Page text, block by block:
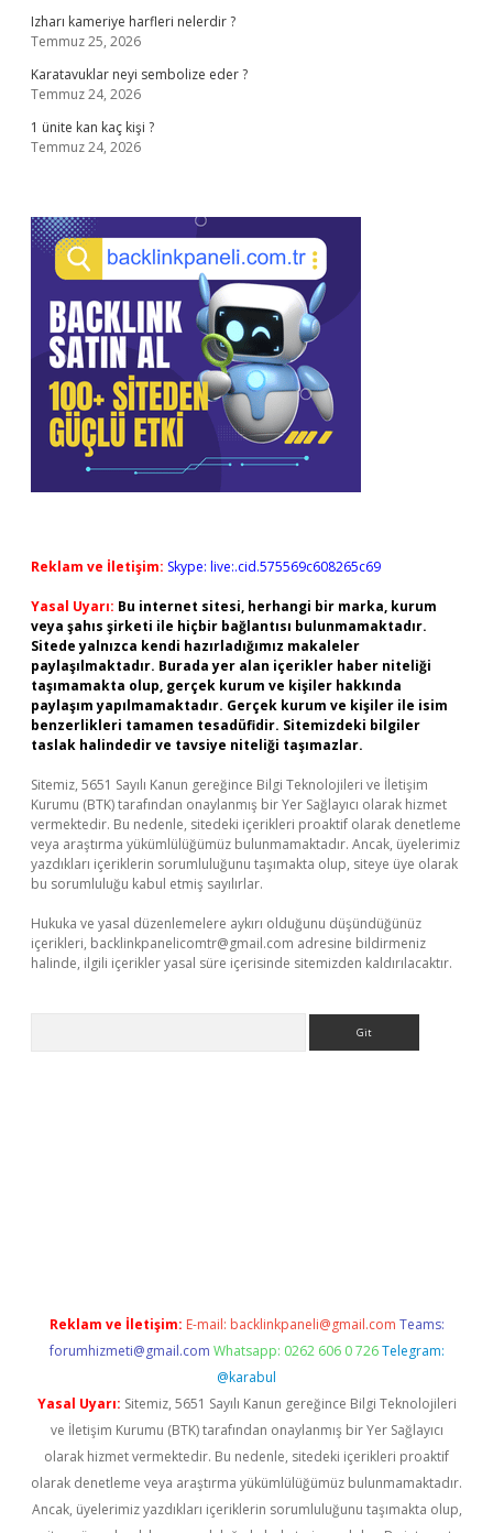
Izharı kameriye harfleri nelerdir ?
Temmuz 25, 2026
Karatavuklar neyi sembolize eder ?
Temmuz 24, 2026
1 ünite kan kaç kişi ?
Temmuz 24, 2026
Reklam ve İletişim: Skype: live:.cid.575569c608265c69
Yasal Uyarı: Bu internet sitesi, herhangi bir marka, kurum
veya şahıs şirketi ile hiçbir bağlantısı bulunmamaktadır.
Sitede yalnızca kendi hazırladığımız makaleler
paylaşılmaktadır. Burada yer alan içerikler haber niteliği
taşımamakta olup, gerçek kurum ve kişiler hakkında
paylaşım yapılmamaktadır. Gerçek kurum ve kişiler ile isim
benzerlikleri tamamen tesadüfidir. Sitemizdeki bilgiler
taslak halindedir ve tavsiye niteliği taşımazlar.
Sitemiz, 5651 Sayılı Kanun gereğince Bilgi Teknolojileri ve İletişim
Kurumu (BTK) tarafından onaylanmış bir Yer Sağlayıcı olarak hizmet
vermektedir. Bu nedenle, sitedeki içerikleri proaktif olarak denetleme
veya araştırma yükümlülüğümüz bulunmamaktadır. Ancak, üyelerimiz
yazdıkları içeriklerin sorumluluğunu taşımakta olup, siteye üye olarak
bu sorumluluğu kabul etmiş sayılırlar.
Hukuka ve yasal düzenlemelere aykırı olduğunu düşündüğünüz
içerikleri, backlinkpanelicomtr@gmail.com adresine bildirmeniz
halinde, ilgili içerikler yasal süre içerisinde sitemizden kaldırılacaktır.
Reklam ve İletişim: E-mail: backlinkpaneli@gmail.com Teams:
forumhizmeti@gmail.com Whatsapp: 0262 606 0 726 Telegram:
@karabul
Yasal Uyarı: Sitemiz, 5651 Sayılı Kanun gereğince Bilgi Teknolojileri
ve İletişim Kurumu (BTK) tarafından onaylanmış bir Yer Sağlayıcı
olarak hizmet vermektedir. Bu nedenle, sitedeki içerikleri proaktif
olarak denetleme veya araştırma yükümlülüğümüz bulunmamaktadır.
Ancak, üyelerimiz yazdıkları içeriklerin sorumluluğunu taşımakta olup,